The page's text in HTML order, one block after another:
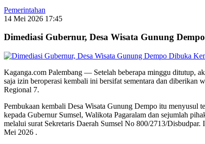
Pemerintahan
14 Mei 2026 17:45
Dimediasi Gubernur, Desa Wisata Gunung
Kaganga.com Palembang — Setelah beberapa minggu ditutup,
saja izin beroperasi kembali ini bersifat sementara dan diberikan
Regional 7.
Pembukaan kembali Desa Wisata Gunung Dempo itu menyusul
kepada Gubernur Sumsel, Walikota Pagaralam dan sejumlah
melalui surat Sekretaris Daerah Sumsel No 800/2713/Disbudpar.
Mei 2026 .